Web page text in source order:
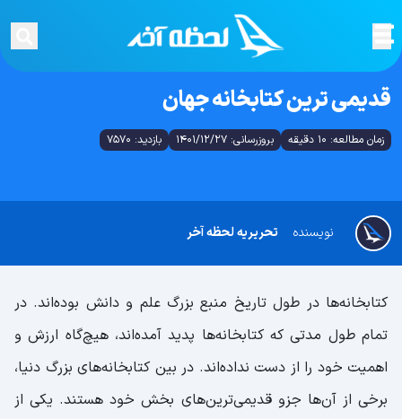
قدیمی ترین کتابخانه جهان
زمان مطالعه: 10 دقیقه بروزرسانی: 1401/12/27 بازدید: 7570
تحریریه لحظه آخر نویسنده
کتابخانه‌ها در طول تاریخ منبع بزرگ علم و دانش بوده‌اند. در
تمام طول مدتی که کتابخانه‌ها پدید آمده‌اند، هیچ‌گاه ارزش و
اهمیت خود را از دست نداده‌اند. در بین کتابخانه‌های بزرگ دنیا،
برخی از آن‌ها جزو قدیمی‌ترین‌های بخش خود هستند. یکی از